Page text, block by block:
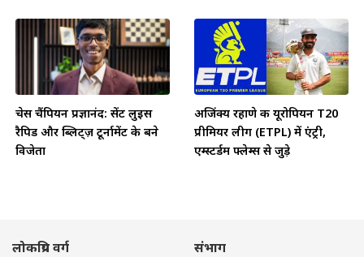
चेस चैंपियन प्रज्ञानंद: सेंट लुइस
रैपिड और ब्लिट्ज़ टूर्नामेंट के बने
विजेता
अजिंक्य रहाणे की यूरोपियन T20
प्रीमियर लीग (ETPL) में एंट्री,
एम्स्टर्डम फ्लेम्स से जुड़े
लोकप्रिय वर्ग संभाग